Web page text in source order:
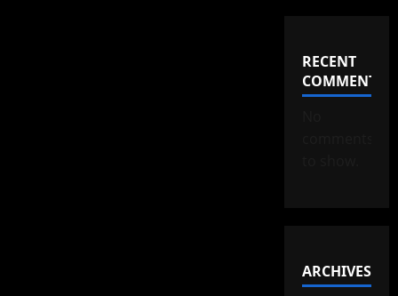
RECENT
COMMENTS
ARCHIVES